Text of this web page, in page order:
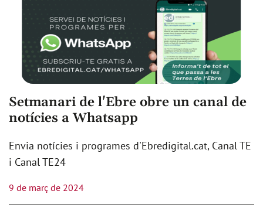
Setmanari de l'Ebre obre un canal de
notícies a Whatsapp
Envia notícies i programes d'Ebredigital.cat, Canal TE
i Canal TE24
9 de març de 2024